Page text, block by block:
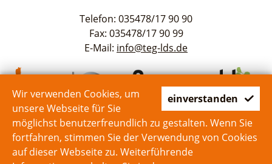
einverstanden
Wir verwenden Cookies, um
unsere Webseite für Sie
möglichst benutzerfreundlich zu gestalten. Wenn Sie
fortfahren, stimmen Sie der Verwendung von Cookies
auf dieser Webseite zu. Weiterführende
Telefon: 035478/17 90 90
Fax: 035478/17 90 99
E-Mail: info@teg-lds.de
Start Kontakt Impressum Datenschutz